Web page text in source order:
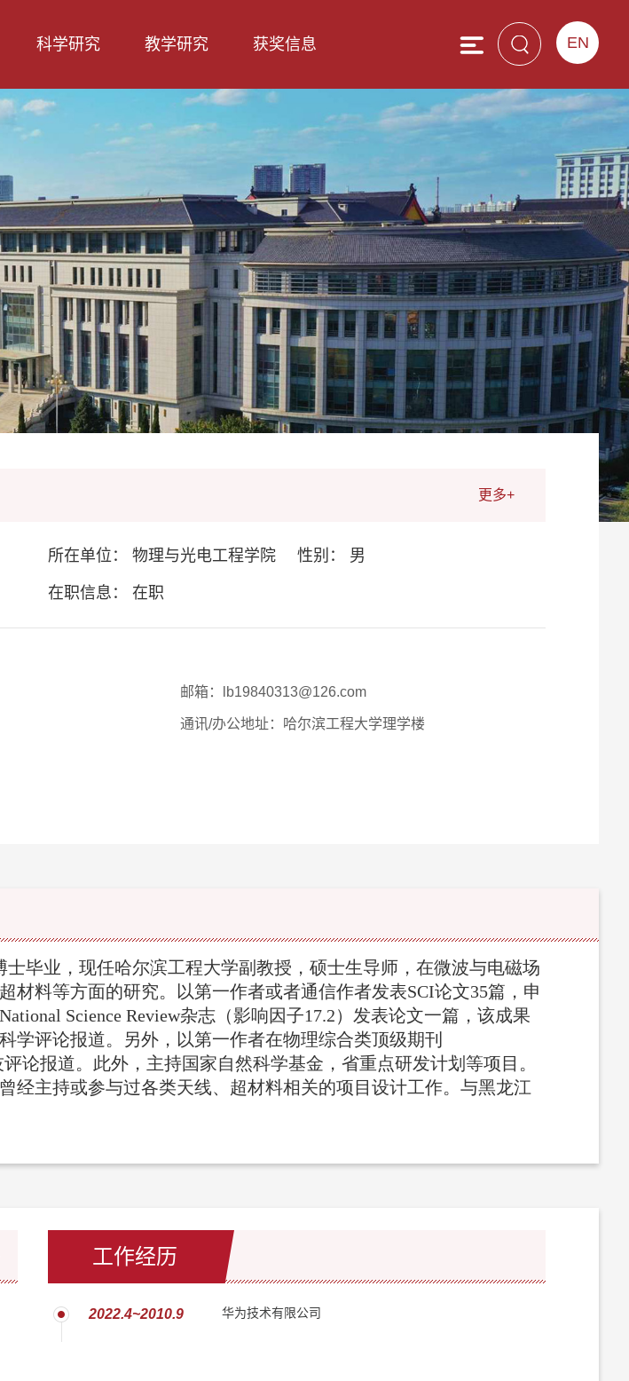
EN
科学研究 教学研究 获奖信息
更多+
所在单位： 物理与光电工程学院 性别： 男
在职信息： 在职
邮箱： lb19840313@126.com
通讯/办公地址： 哈尔滨工程大学理学楼
工作经历
2022.4~2010.9 华为技术有限公司